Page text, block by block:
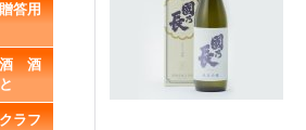
答用
酒 酒
ラフ